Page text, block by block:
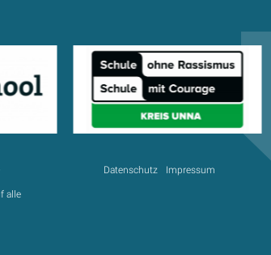
alle
Datenschutz Impressum